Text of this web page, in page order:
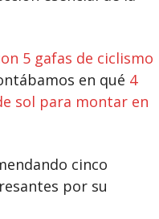
5 gafas de ciclismo
en qué 4
sol para montar en
cinco
por su